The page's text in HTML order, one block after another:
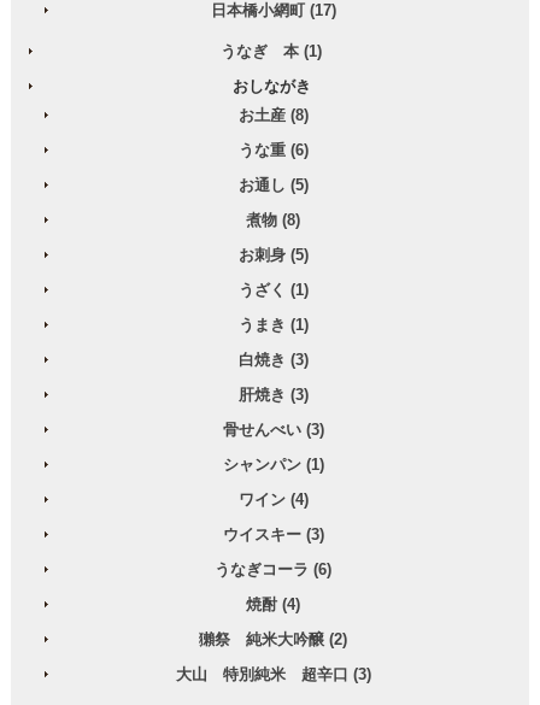
日本橋小網町 (17)
うなぎ 本 (1)
おしながき
お土産 (8)
うな重 (6)
お通し (5)
煮物 (8)
お刺身 (5)
うざく (1)
うまき (1)
白焼き (3)
肝焼き (3)
骨せんべい (3)
シャンパン (1)
ワイン (4)
ウイスキー (3)
うなぎコーラ (6)
焼酎 (4)
獺祭 純米大吟醸 (2)
大山 特別純米 超辛口 (3)